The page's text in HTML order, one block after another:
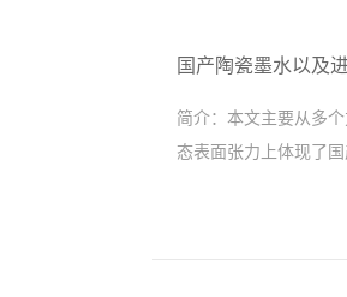
国产陶瓷墨水以及
简介： 本文主要从多
态表面张力上体现了